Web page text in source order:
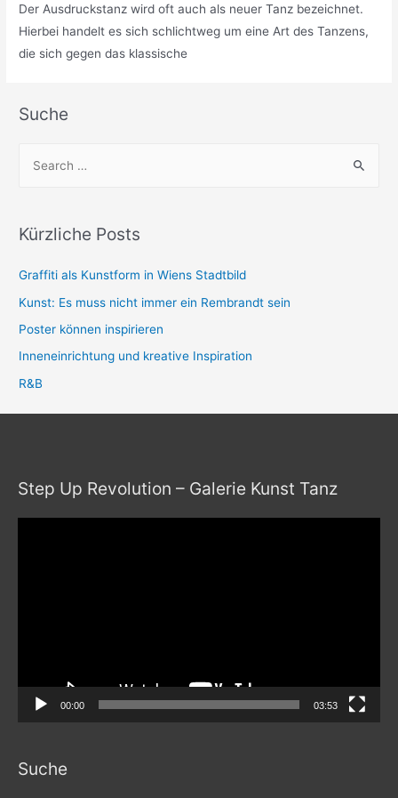
Der Ausdruckstanz wird oft auch als neuer Tanz bezeichnet.
Hierbei handelt es sich schlichtweg um eine Art des Tanzens,
die sich gegen das klassische
Suche
r
h
f
o
Kürzliche Posts
Graffiti als Kunstform in Wiens Stadtbild
Kunst: Es muss nicht immer ein Rembrandt sein
Poster können inspirieren
Inneneinrichtung und kreative Inspiration
R&B
Step Up Revolution – Galerie Kunst Tanz
00:00 03:53
Suche